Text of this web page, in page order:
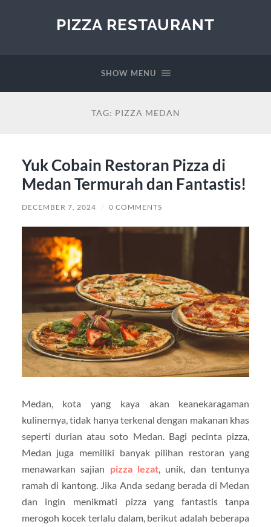
PIZZA RESTAURANT
SHOW MENU
TAG: PIZZA MEDAN
Yuk Cobain Restoran Pizza di
Medan Termurah dan Fantastis!
DECEMBER 7, 2024 / 0 COMMENTS
Medan, kota yang kaya akan keanekaragaman
kulinernya, tidak hanya terkenal dengan makanan khas
seperti durian atau soto Medan. Bagi pecinta pizza,
Medan juga memiliki banyak pilihan restoran yang
menawarkan sajian pizza lezat, unik, dan tentunya
ramah di kantong. Jika Anda sedang berada di Medan
dan ingin menikmati pizza yang fantastis tanpa
merogoh kocek terlalu dalam, berikut adalah beberapa